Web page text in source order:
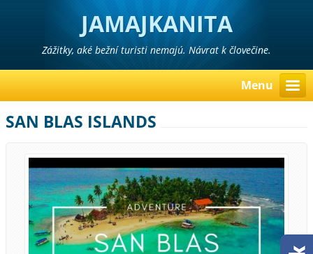
JAMAJKANITA
Zážitky, aké bežní turisti nemajú. Návrat k človečine.
Menu
SAN BLAS ISLANDS